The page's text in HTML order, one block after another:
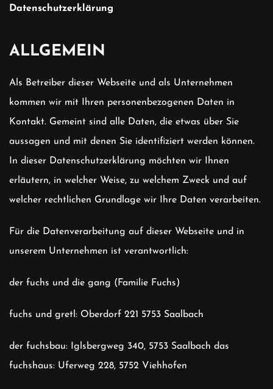
Datenschutzerklärung
ALLGEMEIN
Als Betreiber dieser Webseite und als Unternehmen
kommen wir mit Ihren personenbezogenen Daten in
Kontakt. Gemeint sind alle Daten, die etwas über Sie
aussagen und mit denen Sie identifiziert werden können.
In dieser Datenschutzerklärung möchten wir Ihnen
erläutern, in welcher Weise, zu welchem Zweck und auf
welcher rechtlichen Grundlage wir Ihre Daten verarbeiten.
Für die Datenverarbeitung auf dieser Webseite und in
unserem Unternehmen ist verantwortlich:
der fuchs und die gang (Familie Fuchs)
fuchs und gretl: Oberdorf 221 5753 Saalbach
der fuchsbau: Iglsbergweg 340, 5753 Saalbach das
fuchshaus: Uferweg 228, 5752 Viehhofen